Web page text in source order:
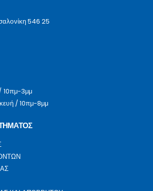
546 25
/ 10πμ-3μμ
/ 10πμ-8μμ